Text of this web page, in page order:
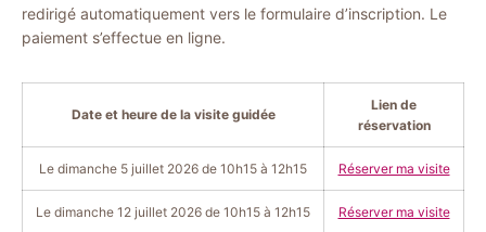
redirigé automatiquement vers le formulaire d’inscription. Le
paiement s’effectue en ligne.
Date et heure de la visite guidée
Lien de
réservation
Le dimanche 5 juillet 2026 de 10h15 à 12h15 Réserver ma visite
Le dimanche 12 juillet 2026 de 10h15 à 12h15 Réserver ma visite